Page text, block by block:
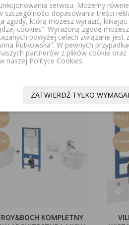
VILLEROY&BOCH
MISKA WC
53 CM Z DESKĄ
BEZ KOŁNIERZA
CERAMICPLUS
5684C0R1+98M9C101
KOMPLETNY
serwisu. Możemy
dopasowania treści
którą możesz wyrazić, klikając
cookies”. Wyrażoną zgodę
powyżej celach związane jest
Rutkowska”. W pewnych
partnerów z plików cookie
naszej Polityce Cookies.
ZATWIERDŹ TYLKO